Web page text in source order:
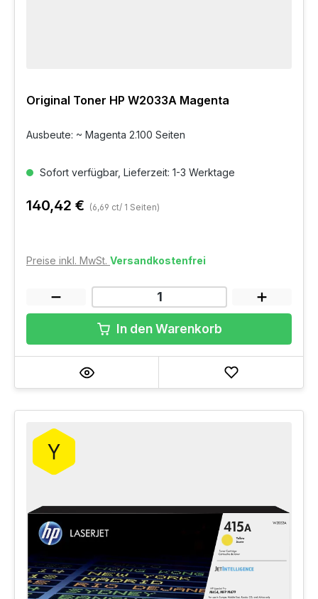
Original Toner HP W2033A Magenta
Ausbeute: ~ Magenta 2.100 Seiten
Sofort verfügbar, Lieferzeit: 1-3 Werktage
140,42 € (6,69 ct/ 1 Seiten)
Preise inkl. MwSt. Versandkostenfrei
In den Warenkorb